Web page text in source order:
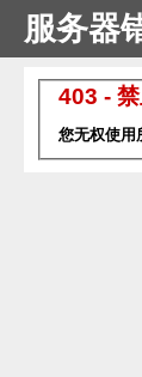
服务器
403 - 禁
您无权使用